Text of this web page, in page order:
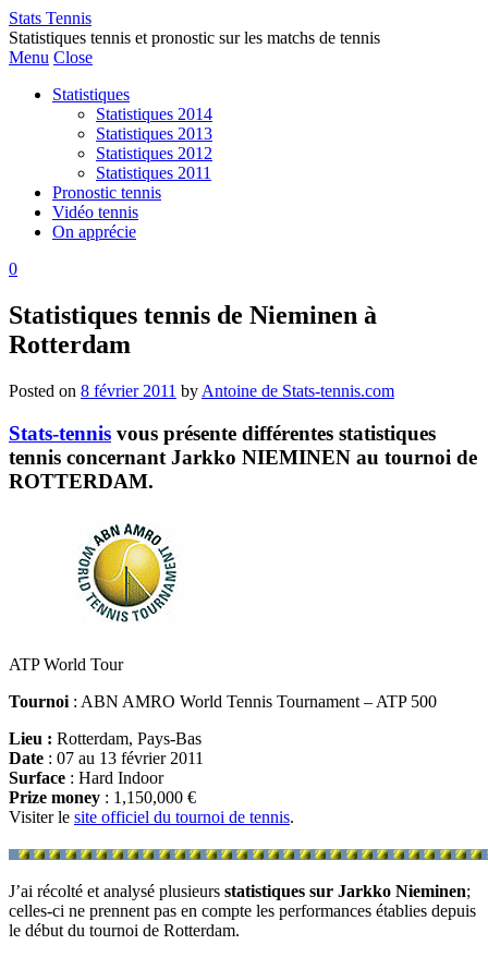
Stats Tennis
Statistiques tennis et pronostic sur les matchs de tennis
Menu Close
Statistiques
Statistiques 2014
Statistiques 2013
Statistiques 2012
Statistiques 2011
Pronostic tennis
Vidéo tennis
On apprécie
0
Statistiques tennis de Nieminen à
Rotterdam
Posted on 8 février 2011 by Antoine de Stats-tennis.com
Stats-tennis vous présente différentes statistiques
tennis concernant Jarkko NIEMINEN au tournoi de
ROTTERDAM.
ATP World Tour
Tournoi : ABN AMRO World Tennis Tournament – ATP 500
Lieu : Rotterdam, Pays-Bas
Date : 07 au 13 février 2011
Surface : Hard Indoor
Prize money : 1,150,000 €
Visiter le site officiel du tournoi de tennis.
J’ai récolté et analysé plusieurs statistiques sur Jarkko Nieminen;
celles-ci ne prennent pas en compte les performances établies depuis
le début du tournoi de Rotterdam.